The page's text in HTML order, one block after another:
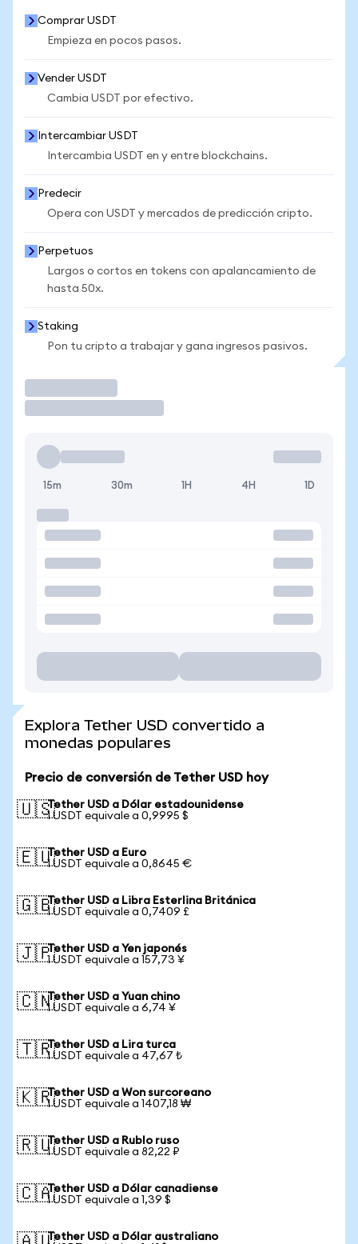
Comprar USDT
Empieza en pocos pasos.
Vender USDT
Cambia USDT por efectivo.
Intercambiar USDT
Intercambia USDT en y entre blockchains.
Predecir
Opera con USDT y mercados de predicción cripto.
Perpetuos
Largos o cortos en tokens con apalancamiento de
hasta 50x.
Staking
Pon tu cripto a trabajar y gana ingresos pasivos.
15m 30m 1H 4H 1D
Explora Tether USD convertido a
monedas populares
Precio de conversión de Tether USD hoy
🇺🇸Tether USD a Dólar estadounidense
1 USDT equivale a 0,9995 $
🇪🇺Tether USD a Euro
1 USDT equivale a 0,8645 €
🇬🇧Tether USD a Libra Esterlina Británica
1 USDT equivale a 0,7409 £
🇯🇵Tether USD a Yen japonés
1 USDT equivale a 157,73 ¥
🇨🇳Tether USD a Yuan chino
1 USDT equivale a 6,74 ¥
🇹🇷Tether USD a Lira turca
1 USDT equivale a 47,67 ₺
🇰🇷Tether USD a Won surcoreano
1 USDT equivale a 1407,18 ₩
🇷🇺Tether USD a Rublo ruso
1 USDT equivale a 82,22 ₽
🇨🇦Tether USD a Dólar canadiense
1 USDT equivale a 1,39 $
Tether USD a Dólar australiano